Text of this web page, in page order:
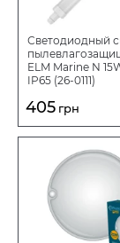
Светодиодный
ELM Marine N
IP65 (26-0111)
405 грн